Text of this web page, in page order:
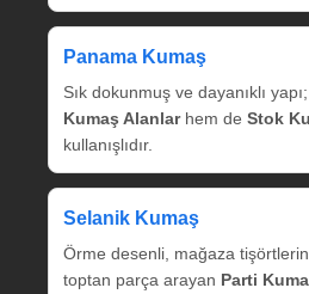
Panama Kumaş
Sık dokunmuş ve dayanıklı
Kumaş Alanlarhem de Stok
kullanışlıdır.
Selanik Kumaş
Örme desenli, mağaza
toptan parça arayan Parti